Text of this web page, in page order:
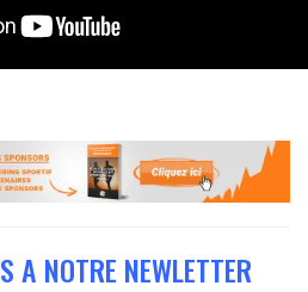
A NOTRE NEWLETTER